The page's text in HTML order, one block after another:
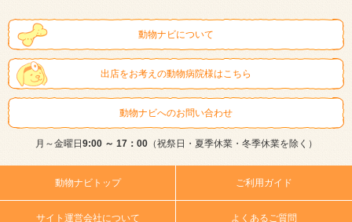
動物ナビについて
出店をお考えの動物病院様はこちら
動物ナビへのお問い合わせ
月～金曜日9:00 ～ 17：00（祝祭日・夏季休業・冬季休業を除く）
動物ナビトップ ご利用ガイド
サイト運営会社について よくあるご質問